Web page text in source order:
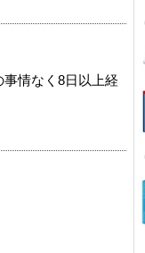
情なく8日以上経